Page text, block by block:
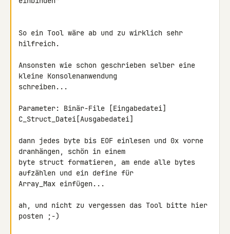
So ein Tool wäre ab und zu wirklich sehr
hilfreich.
Ansonsten wie schon geschrieben selber eine
kleine Konsolenanwendung
schreiben...
Parameter: Binär-File [Eingabedatei]
C_Struct_Datei[Ausgabedatei]
dann jedes byte bis EOF einlesen und 0x vorne
dranhängen, schön in einem
byte struct formatieren, am ende alle bytes
aufzählen und ein define für
Array_Max einfügen...
ah, und nicht zu vergessen das Tool bitte hier
posten ;-)